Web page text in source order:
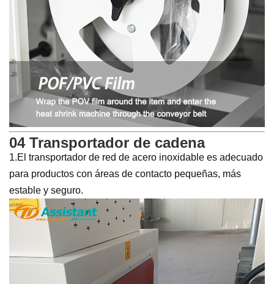
04 Transportador de cadena
1.El transportador de red de acero inoxidable es adecuado
para productos con áreas de contacto pequeñas, más
estable y seguro.